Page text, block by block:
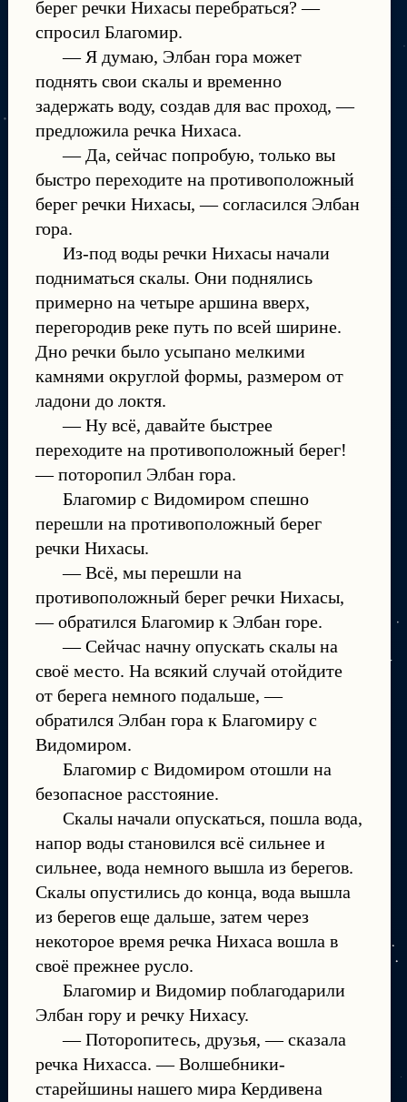
берег речки Нихасы перебраться? —
спросил Благомир.
— Я думаю, Элбан гора может
поднять свои скалы и временно
задержать воду, создав для вас проход, —
предложила речка Нихаса.
— Да, сейчас попробую, только вы
быстро переходите на противоположный
берег речки Нихасы, — согласился Элбан
гора.
Из-под воды речки Нихасы начали
подниматься скалы. Они поднялись
примерно на четыре аршина вверх,
перегородив реке путь по всей ширине.
Дно речки было усыпано мелкими
камнями округлой формы, размером от
ладони до локтя.
— Ну всё, давайте быстрее
переходите на противоположный берег!
— поторопил Элбан гора.
Благомир с Видомиром спешно
перешли на противоположный берег
речки Нихасы.
— Всё, мы перешли на
противоположный берег речки Нихасы,
— обратился Благомир к Элбан горе.
— Сейчас начну опускать скалы на
своё место. На всякий случай отойдите
от берега немного подальше, —
обратился Элбан гора к Благомиру с
Видомиром.
Благомир с Видомиром отошли на
безопасное расстояние.
Скалы начали опускаться, пошла вода,
напор воды становился всё сильнее и
сильнее, вода немного вышла из берегов.
Скалы опустились до конца, вода вышла
из берегов еще дальше, затем через
некоторое время речка Нихаса вошла в
своё прежнее русло.
Благомир и Видомир поблагодарили
Элбан гору и речку Нихасу.
— Поторопитесь, друзья, — сказала
речка Нихасса. — Волшебники-
старейшины нашего мира Кердивена